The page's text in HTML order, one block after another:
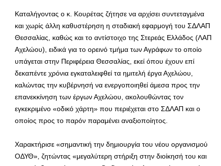
Καταλήγοντας ο κ. Κουρέτας ζήτησε να αρχίσει συντεταγμένα
και χωρίς άλλη καθυστέρηση η σταδιακή εφαρμογή του ΣΔΛΑΠ
Θεσσαλίας, καθώς και το αντίστοιχο της Στερεάς Ελλάδος (ΛΑΠ
Αχελώου), ειδικά για το ορεινό τμήμα των Αγράφων το οποίο
υπάγεται στην Περιφέρεια Θεσσαλίας, εκεί όπου έχουν επί
δεκαπέντε χρόνια εγκαταλειφθεί τα ημιτελή έργα Αχελώου,
καλώντας την κυβέρνησή να ενεργοποιηθεί άμεσα προς την
επανεκκίνηση των έργων Αχελώου, ακολουθώντας τον
εγκεκριμένο «οδικό χάρτη» που περιέχεται στο ΣΔΛΑΠ και ο
οποίος προς το παρόν παραμένει αναξιοποίητος.
Χαρακτήρισε «σημαντική την δημιουργία του νέου οργανισμού
ΟΔΥΘ», ζητώντας «μεγαλύτερη στήριξη στην διοίκησή του και